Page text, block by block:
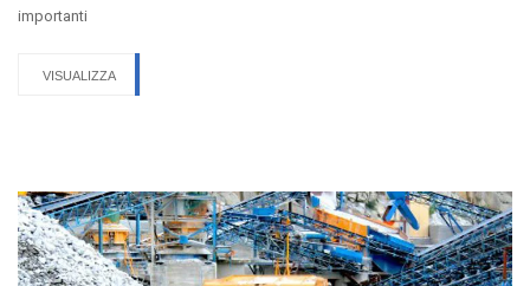
importanti
VISUALIZZA